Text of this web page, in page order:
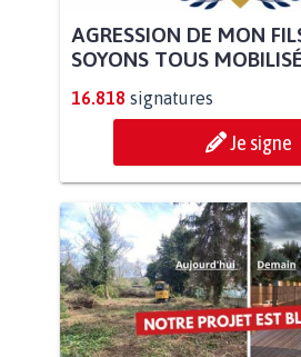
AGRESSION DE MON
SOYONS TOUS
16.818 signatures
Je signe